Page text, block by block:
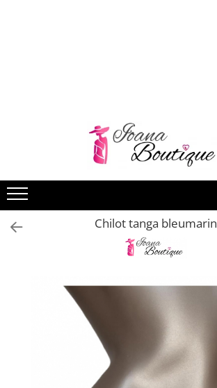
Chiloti clasici
Chiloti tanga
Compleuri & body-uri
Maiouri dama
Chilot tanga bleumarin